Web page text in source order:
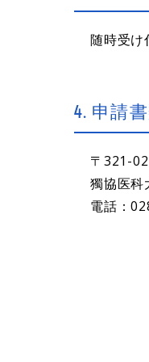
随時受け
4. 申請
〒321-
獨協医科
電話：